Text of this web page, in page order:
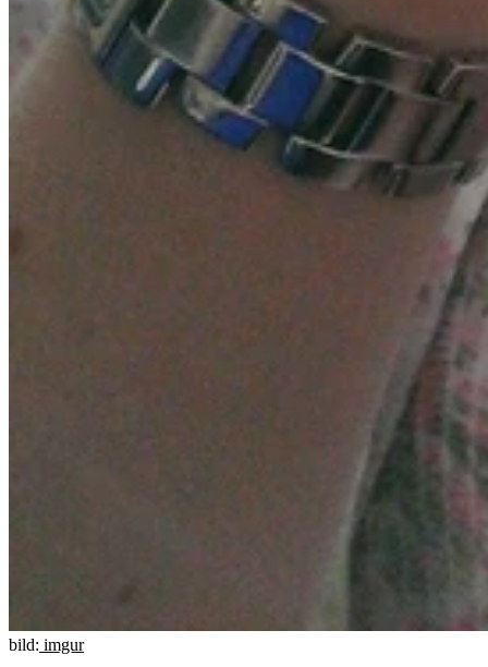
bild: imgur